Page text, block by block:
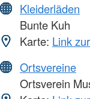
Kleiderläden
Bunte Kuh
Karte: Link
Ortsvereine
Ortsverein